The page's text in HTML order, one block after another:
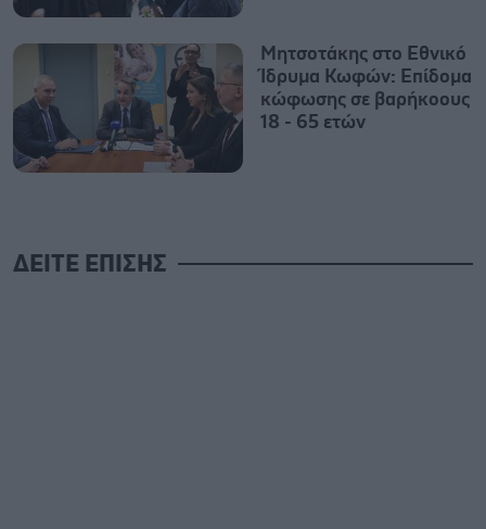
Μητσοτάκης στο Εθνικό
Ίδρυμα Κωφών: Επίδομα
κώφωσης σε βαρήκοους
18 - 65 ετών
ΔΕΙΤΕ ΕΠΙΣΗΣ